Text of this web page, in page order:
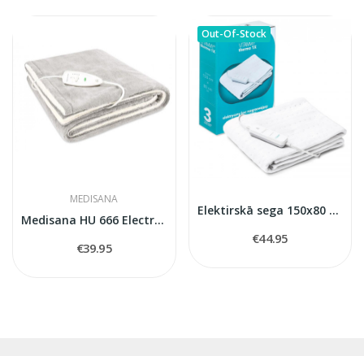
MEDISANA
Medisana HU 666 Electric Heated Underblanket
€39.95
Out-Of-Stock
Elektirskā sega 150x80 cm Thermo1x
€44.95